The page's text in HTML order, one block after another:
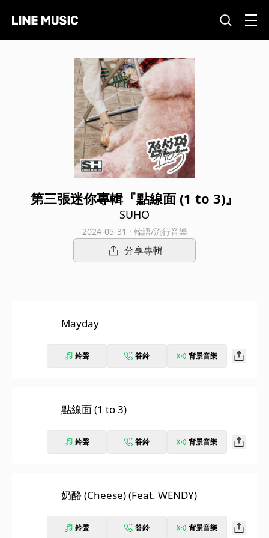
第三張迷你專輯『點線面 (1 to 3)』
SUHO
2024-05-31 · 韓語/流行音樂
分享專輯
Mayday
鈴聲 答鈴 背景音樂
點線面 (1 to 3)
鈴聲 答鈴 背景音樂
奶酪 (Cheese) (Feat. WENDY)
鈴聲 答鈴 背景音樂